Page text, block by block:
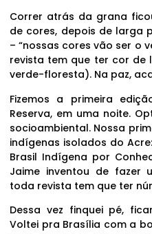
Correr atrás da grana
de cores, depois de larga
– “nossas cores vão ser o
revista tem que ter cor de
verde-floresta). Na paz,
Fizemos a primeira
Reserva, em uma noite.
socioambiental. Nossa
indígenas isolados do
Brasil Indígena por
Jaime inventou de fazer
toda revista tem que ter
Dessa vez finquei pé,
Voltei pra Brasília com a